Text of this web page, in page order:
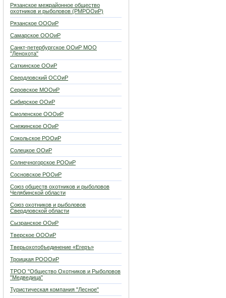
Рязанское межрайонное общество
охотников и рыболовов (РМРООиР)
Рязанское ОООиР
Самарское ОООиР
Санкт-петербургское ООиР МОО
"Ленохота"
Саткинское ООиР
Свердловский ОСОиР
Серовское МООиР
Сибирское ООиР
Смоленское ОООиР
Снежинское ООиР
Сокольское РООиР
Солецкое ООиР
Солнечногорское РООиР
Сосновское РООиР
Союз обществ охотников и рыболовов
Челябинской области
Союз охотников и рыболовов
Свердловской области
Сызранское ООиР
Тверское ОООиР
Тверьохотобъединение «Егеръ»
Троицкая РОООиР
ТРОО "Общество Охотников и Рыболовов
"Медведица"
Туристическая компания "Лесное"